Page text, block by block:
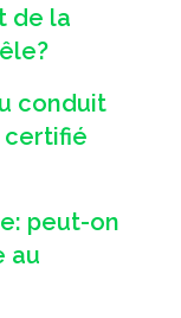
de la
conduit
certifié
peut-on
au